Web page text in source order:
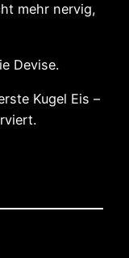
mehr nervig,
Devise.
Kugel Eis –